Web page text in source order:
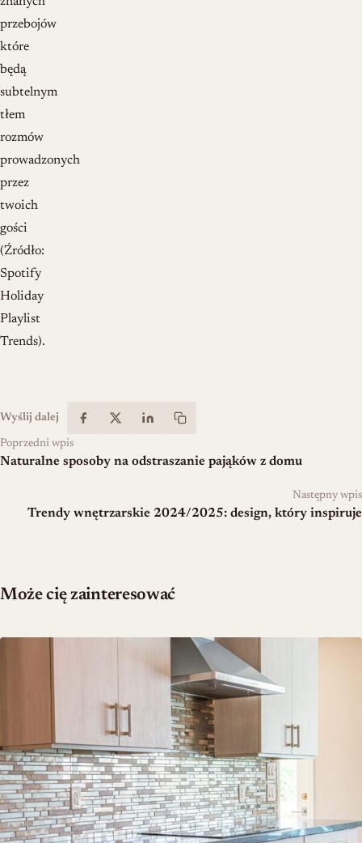
przebojów
które
będą
subtelnym
tłem
rozmów
prowadzonych
przez
twoich
gości
(Źródło:
Spotify
Holiday
Playlist
Trends).
Wyślij dalej
Poprzedni wpis
Naturalne sposoby na odstraszanie pająków z domu
Następny wpis
Trendy wnętrzarskie 2024/2025: design, który inspiruje
Może cię zainteresować
Jak zaplanować kuchnię łatwą w utrzymaniu czystości?